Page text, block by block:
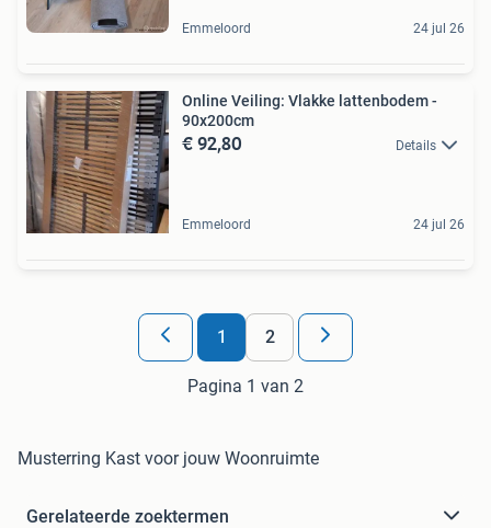
Emmeloord 24 jul 26
Online Veiling: Vlakke lattenbodem -
90x200cm
€ 92,80 Details
Emmeloord 24 jul 26
1 2
Pagina 1 van 2
Musterring Kast voor jouw Woonruimte
Gerelateerde zoektermen